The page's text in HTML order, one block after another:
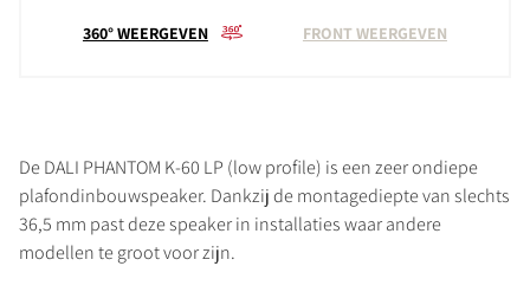
360° WEERGEVEN FRONT WEERGEVEN
De DALI PHANTOM K-60 LP (low profile) is een zeer ondiepe
plafondinbouwspeaker. Dankzij de montagediepte van slechts
36,5 mm past deze speaker in installaties waar andere
modellen te groot voor zijn.